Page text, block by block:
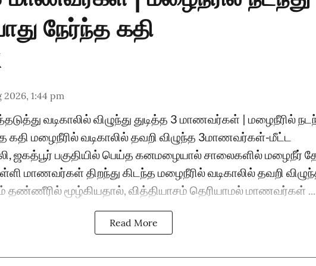
நேர்ந்த கதி
2026, 1:44 pm
வடிகாலில் விழுந்து துடித்த 3 மாணவர்கள் | மழைநீரில்
கதி மழைநீரில் வடிகாலில் தவறி விழுந்த 3மாணவர்கள்-மீட்ட
ஜகத்பூர் பகுதியில் பெய்த கனமழையால் சாலைகளில் மழைநீர்
மாணவர்கள் திறந்து கிடந்த மழைநீரில் வடிகாலில் தவறி
தண்ணீரில் மூழ்கியதால், வித்தியாசம் தெரியாமல் மாணவர்கள் ...
Read More